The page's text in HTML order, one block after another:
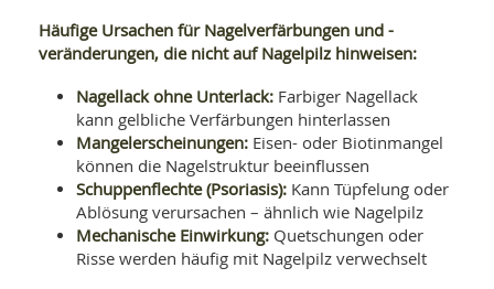
Häufige Ursachen für Nagelverfärbungen und -
veränderungen, die nicht auf Nagelpilz hinweisen:
Nagellack ohne Unterlack:Farbiger Nagellack
kann gelbliche Verfärbungen hinterlassen
Mangelerscheinungen:Eisen- oder Biotinmangel
können die Nagelstruktur beeinflussen
Schuppenflechte (Psoriasis):Kann Tüpfelung oder
Ablösung verursachen – ähnlich wie Nagelpilz
Mechanische Einwirkung:Quetschungen oder
Risse werden häufig mit Nagelpilz verwechselt